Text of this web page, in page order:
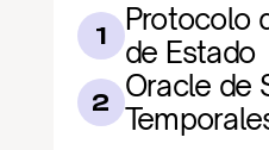
1
Protocolo
de Estado
2 Oracle de